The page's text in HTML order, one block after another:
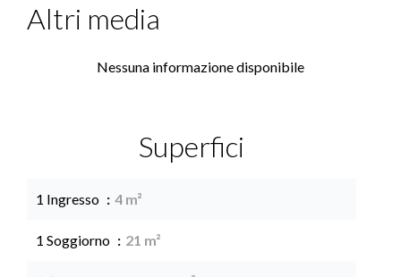
Altri media
Nessuna informazione disponibile
Superfici
1 Ingresso 4 m²
1 Soggiorno 21 m²